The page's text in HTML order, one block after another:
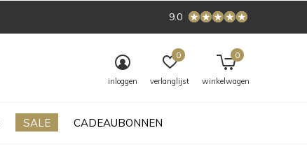
SALE CADEAUBONNEN
inloggen verlanglijst
0
winkelwagen
0
9.0